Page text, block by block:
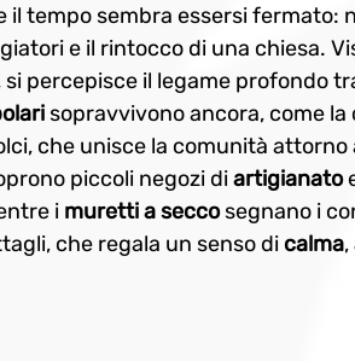
il tempo sembra essersi fermato:
e il rintocco di una chiesa.
si percepisce il legame profondo
sopravvivono ancora, come la
che unisce la comunità
piccoli negozi di artigianato
i muretti a secco segnano i
che regala un senso di calma,